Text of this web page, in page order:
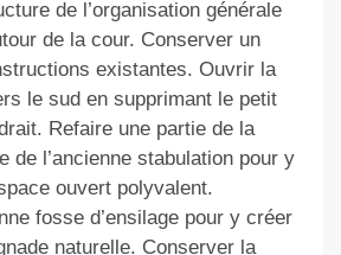
de l’organisation générale
de la cour. Conserver un
existantes. Ouvrir la
le sud en supprimant le petit
Refaire une partie de la
de l’ancienne stabulation pour y
ouvert polyvalent.
fosse d’ensilage pour y créer
naturelle. Conserver la